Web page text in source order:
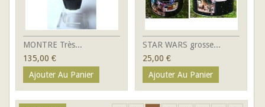
MONTRE Très...
135,00 €
Ajouter Au Panier
STAR WARS grosse...
25,00 €
Ajouter Au Panier